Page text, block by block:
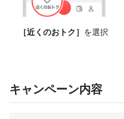
［近くのおトク］ を選択
キャンペーン内容